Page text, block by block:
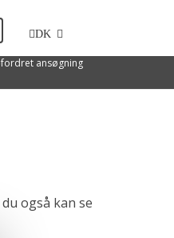
DK
ansøgning
også kan se